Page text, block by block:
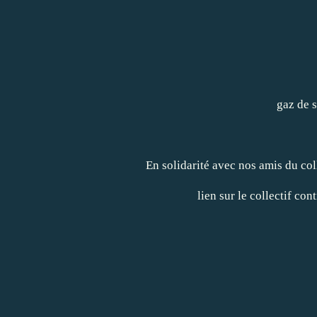
gaz de
En solidarité avec nos amis du
lien sur le collectif